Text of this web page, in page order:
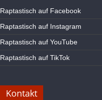
Raptastisch auf Facebook
Raptastisch auf Instagram
Raptastisch auf YouTube
Raptastisch auf TikTok
Kontakt